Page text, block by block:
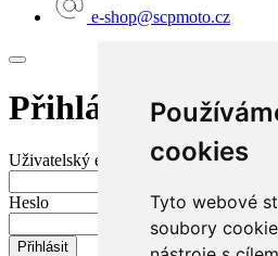
cookies
Tyto webové
soubory
e-shop@scpmoto.cz
Přihlášení do
Uživatelský e-mail nebo jméno
Heslo
Přihlásit